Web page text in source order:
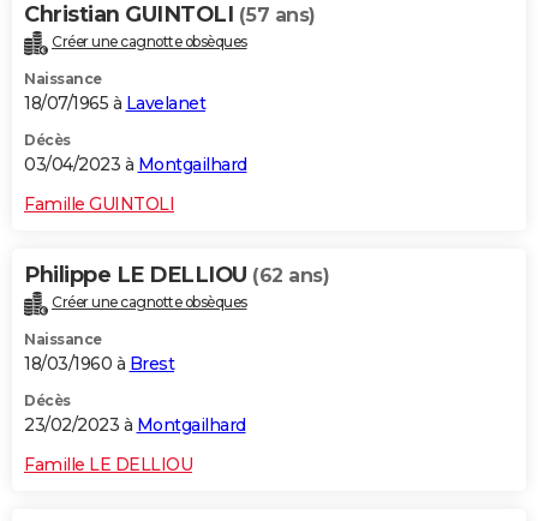
Christian GUINTOLI (57 ans)
Créer une cagnotte obsèques
Naissance
18/07/1965 à Lavelanet
Décès
03/04/2023 à Montgailhard
Famille GUINTOLI
Philippe LE DELLIOU (62 ans)
Créer une cagnotte obsèques
Naissance
18/03/1960 à Brest
Décès
23/02/2023 à Montgailhard
Famille LE DELLIOU